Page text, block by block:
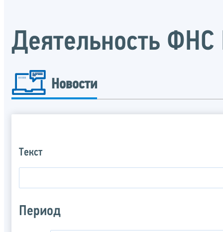
Деятельность ФНС
Новости
Текст
Период